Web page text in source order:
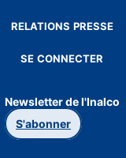
RELATIONS PRESSE
SE CONNECTER
Newsletter de l'Inalco
S'abonner